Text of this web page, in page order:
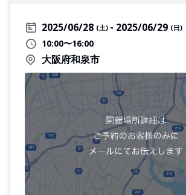
2025/06/28 (土) 2025/06/29 (日)
10:00〜16:00
大阪府和泉市